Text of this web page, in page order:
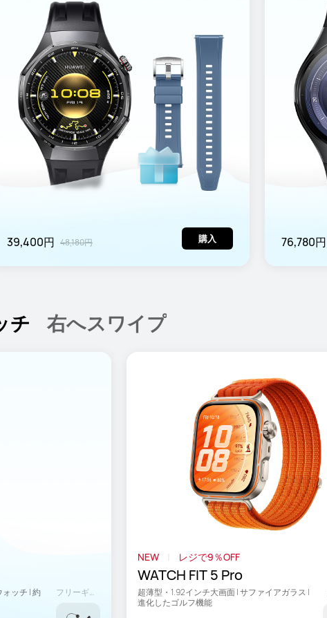
39,400円 48,180円 購入 76,780円
チ 右へスワイプ
ッチ | 約
フリーギフト
NEW レジで9％OFF
WATCH FIT 5 Pro
超薄型・1.92インチ大画面 | サファイアガラス |
進化したゴルフ機能